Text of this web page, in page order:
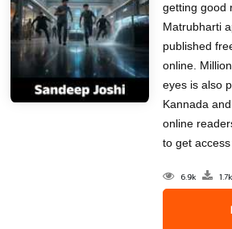
getting good
Matrubharti
published
online.
eyes is also
Kannada
online
to get
6.9k 1.7k